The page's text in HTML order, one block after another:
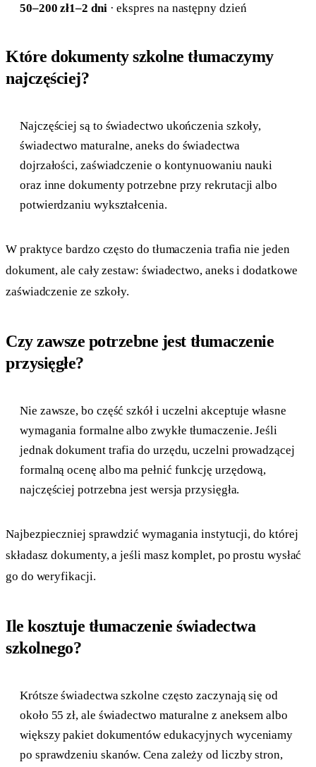
50–200 zł1–2 dni· ekspres na następny dzień
Które dokumenty szkolne tłumaczymy
najczęściej?
Najczęściej są to świadectwo ukończenia szkoły,
świadectwo maturalne, aneks do świadectwa
dojrzałości, zaświadczenie o kontynuowaniu nauki
oraz inne dokumenty potrzebne przy rekrutacji albo
potwierdzaniu wykształcenia.
W praktyce bardzo często do tłumaczenia trafia nie jeden
dokument, ale cały zestaw: świadectwo, aneks i dodatkowe
zaświadczenie ze szkoły.
Czy zawsze potrzebne jest tłumaczenie
przysięgłe?
Nie zawsze, bo część szkół i uczelni akceptuje własne
wymagania formalne albo zwykłe tłumaczenie. Jeśli
jednak dokument trafia do urzędu, uczelni prowadzącej
formalną ocenę albo ma pełnić funkcję urzędową,
najczęściej potrzebna jest wersja przysięgła.
Najbezpieczniej sprawdzić wymagania instytucji, do której
składasz dokumenty, a jeśli masz komplet, po prostu wysłać
go do weryfikacji.
Ile kosztuje tłumaczenie świadectwa
szkolnego?
Krótsze świadectwa szkolne często zaczynają się od
około 55 zł, ale świadectwo maturalne z aneksem albo
większy pakiet dokumentów edukacyjnych wyceniamy
po sprawdzeniu skanów. Cena zależy od liczby stron,